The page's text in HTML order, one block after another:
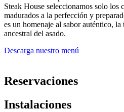
Steak House seleccionamos solo los
madurados a la perfección y
es un homenaje al sabor auténtico,
ancestral del asado.
Descarga nuestro menú
Reservaciones
Instalaciones